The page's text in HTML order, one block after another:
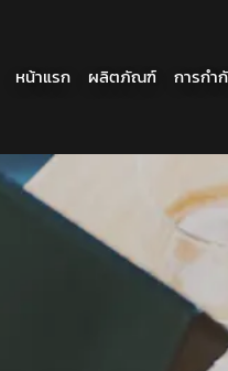
หน้าแรก ผลิตภัณฑ์ การกำ